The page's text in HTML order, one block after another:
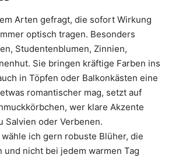
Arten gefragt, die sofort Wirkung
optisch tragen. Besonders
Studentenblumen, Zinnien,
Sie bringen kräftige Farben ins
in Töpfen oder Balkonkästen eine
romantischer mag, setzt auf
wer klare Akzente
Salvien oder Verbenen.
ich gern robuste Blüher, die
und nicht bei jedem warmen Tag